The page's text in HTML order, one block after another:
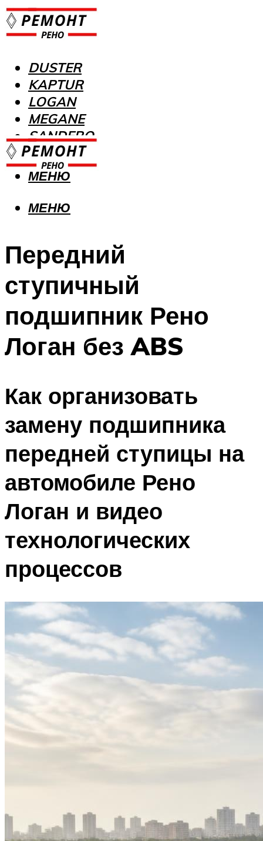
DUSTER
KAPTUR
LOGAN
MEGANE
SANDERO
МЕНЮ
МЕНЮ
Передний
ступичный
подшипник Рено
Логан без ABS
Как организовать
замену подшипника
передней ступицы на
автомобиле Рено
Логан и видео
технологических
процессов